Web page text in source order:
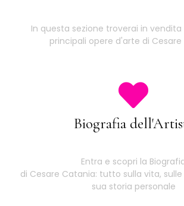
In questa sezione troverai in
principali opere d'arte di
Biografia
Entra e scopri la
di Cesare Catania: tutto sulla vita, sulle
sua storia personale